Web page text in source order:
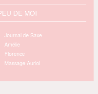
DE MOI
Journal de Saxe
Amélie
Florence
Massage Auriol